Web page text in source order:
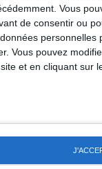
Vous
de consentir ou
personnelles
Vous pouvez
et en cliquant sur
Cohen. Vous